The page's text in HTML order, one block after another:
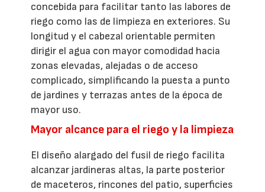
concebida para facilitar tanto las labores de
riego como las de limpieza en exteriores. Su
longitud y el cabezal orientable permiten
dirigir el agua con mayor comodidad hacia
zonas elevadas, alejadas o de acceso
complicado, simplificando la puesta a punto
de jardines y terrazas antes de la época de
mayor uso.
Mayor alcance para el riego y la limpieza
El diseño alargado del fusil de riego facilita
alcanzar jardineras altas, la parte posterior
de maceteros, rincones del patio, superficies